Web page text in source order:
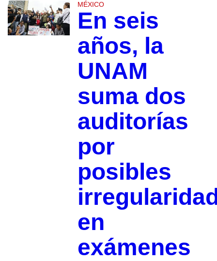
MÉXICO
En seis
años, la
UNAM
suma dos
auditorías
por
posibles
en
exámenes